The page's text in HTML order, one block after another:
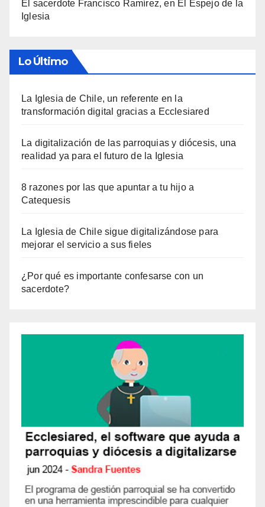
El sacerdote Francisco Ramírez, en El Espejo de la
Iglesia
Lo Último
La Iglesia de Chile, un referente en la
transformación digital gracias a Ecclesiared
La digitalización de las parroquias y diócesis, una
realidad ya para el futuro de la Iglesia
8 razones por las que apuntar a tu hijo a
Catequesis
La Iglesia de Chile sigue digitalizándose para
mejorar el servicio a sus fieles
¿Por qué es importante confesarse con un
sacerdote?